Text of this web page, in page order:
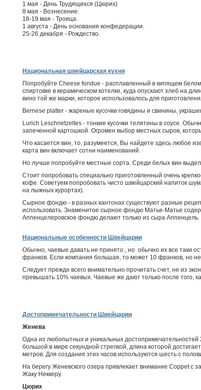
1 мая - День Трудящихся (Цюрих)
8 мая - Вознесение.
18-19 мая - Троица.
1 августа - День основания конфедерации.
25-26 декабря - Рождество.
Национальная швейцарская кухня
Попробуйте Cheese fondue - расплавленный в кипящем
спиртовке в керамическом котелке, куда опускают хлеб на
вино той же марки, которое использовалось для
Bernese platter - жареные кусочки говядины и свинины,
Lurich Leschnetzeltes - тонкие кусочки телятины в соусе.
запеченной картошкой. Огромен выбор местных сыров,
Что касается вин, то, разумеется, Вы найдете здесь любое
карта вин включает сотни наименований.
Но лучше попробуйте местные сорта. Среди белых вин
Стоит попробовать специально приготовленный очень
кофе. Советуем попробовать чисто швейцарский напиток
на лыжных курортах).
Сырное фондю - в разных кантонах существуют разные
использовать. Знаменитое сырное фондю Матье-Матье
Аппенцелеровское фондю делают только из сыра Аппенцель.
Национальные особенности Швейцарии
Обычно, чаевые давать не принято., но обычно их все таки
франков. Если компания большая, то может 10 франков, но
Следует прежде всего внимательно прочитать счет, не из
превышать 10% чаевых. Чаевые же дают только после того,
Достопримечательности Швейцарии
Женева
Одна из любопытных и уникальных
большой в мире секундной стрелкой, длина которой
метров. Для создания этих часов используются шесть с
На берегу Женевского озера привлекает внимание Coppet с
Жаку Неккеру.
Цюрих